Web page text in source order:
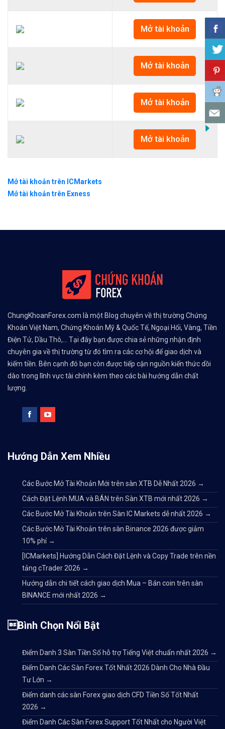
Mở tài khoản
Mở tài khoản
Mở tài khoản
Mở tài khoản
Mở tài khoản trên ICMarkets
Mở tài khoản trên Exness
ChungKhoanForex.com là một Blog chuyên về thị trường Chứng
Khoán Việt Nam, Chứng Khoán Mỹ & Quốc Tế, Ngoại Hối, Vàng, Tiền
Điện Tử, Dầu Thô,... Tại đây bạn được chia sẻ những nhận định
chuyên gia về thị trường từ đó tìm ra các cơ hội để giao dịch và
kiếm tiền. Bên cạnh đó bạn còn được tiếp cận nguồn kiến thức dồi
dào trong lĩnh vực tài chính kèm theo các bài hướng dẫn chất
lượng.
Hướng Dẫn Xem Nhiều
Các Bước Mở Tài Khoản Mới trên sàn XTB Dễ Nhất 2026 →
Cách Đặt Lệnh MUA và BÁN trên Sàn XTB mới nhất 2026 →
Các Bước Mở Tài Khoản trên Sàn IC Markets dễ nhất 2026 →
Các Bước Mở Tài Khoản trên sàn Binance 2026 được giảm
10% phí →
[ICMarkets] Hướng Dẫn Cách Đặt Lệnh và Copy Trade trên nền
tảng cTrader 2026 →
Hướng dẫn chi tiết cách giao dịch Mua – Bán coin trên sàn
BINANCE mới nhất 2026 →
Bình Chọn Nổi Bật
Điểm Danh 3 Sàn Tiền Số hỗ trợ Tiếng Việt chuẩn nhất 2026 →
Điểm Danh Các Sàn Forex Tốt Nhất 2026 Dành Cho Nhà Đầu
Tư Lớn →
Điểm danh các sàn Forex giao dịch CFD Tiền Số Tốt Nhất
2026 →
Điểm Danh Các Sàn Forex Support Tốt Nhất cho Người Việt